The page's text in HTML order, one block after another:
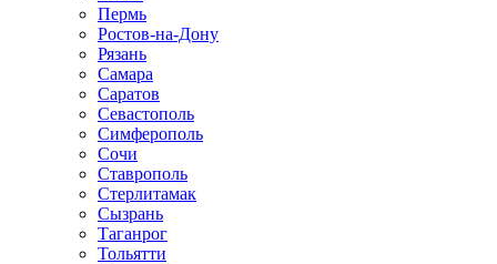
Пермь
Ростов-на-Дону
Рязань
Самара
Саратов
Севастополь
Симферополь
Сочи
Ставрополь
Стерлитамак
Сызрань
Таганрог
Тольятти